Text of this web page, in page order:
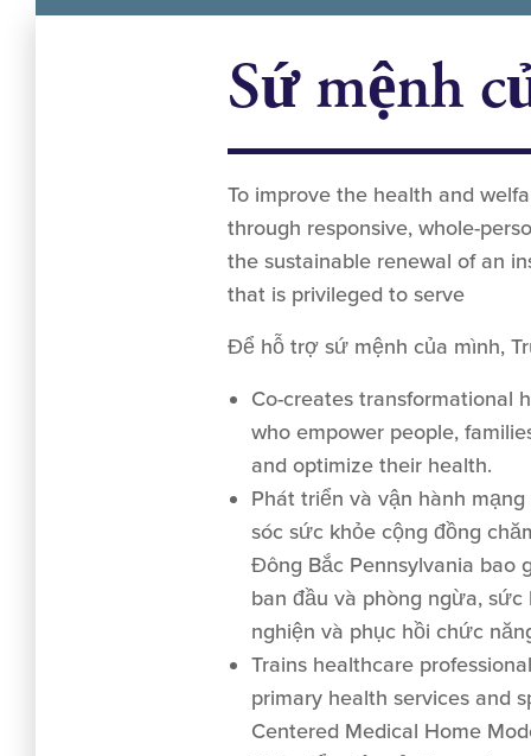
Sứ mệnh
To improve the health and
through responsive, whole-
the sustainable renewal of an
that is privileged to serve
Để hỗ trợ sứ mệnh của mình,
Co-creates transformational
who empower people,
and optimize their health.
Phát triển và vận hành
sóc sức khỏe cộng đồng
Đông Bắc Pennsylvania bao
ban đầu và phòng ngừa,
nghiện và phục hồi chức
Trains healthcare
primary health services and
Centered Medical Home